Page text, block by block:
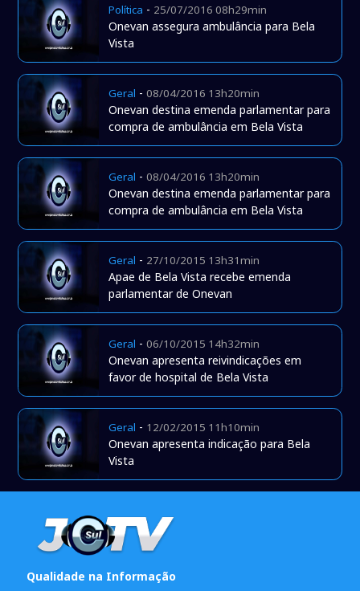
Política - 25/07/2016 08h29min
Onevan assegura ambulância para Bela
Vista
Geral -08/04/2016 13h20min
Onevan destina emenda parlamentar para
compra de ambulância em Bela Vista
Geral -08/04/2016 13h20min
Onevan destina emenda parlamentar para
compra de ambulância em Bela Vista
Geral - 27/10/2015 13h31min
Apae de Bela Vista recebe emenda
parlamentar de Onevan
Geral -06/10/2015 14h32min
Onevan apresenta reivindicações em
favor de hospital de Bela Vista
Geral - 12/02/2015 11h10min
Onevan apresenta indicação para Bela
Vista
Qualidade na Informação